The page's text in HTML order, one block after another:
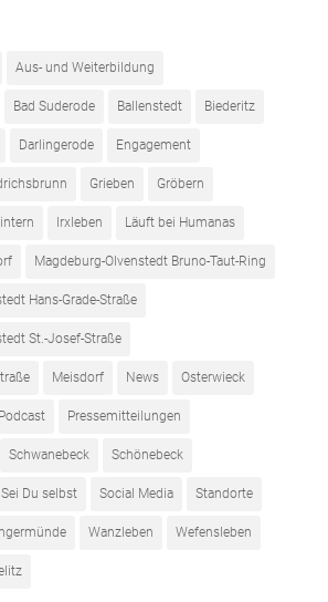
Aus- und Weiterbildung
Bad Suderode Ballenstedt Biederitz
Darlingerode Engagement
Grieben Gröbern
intern Irxleben Läuft bei Humanas
Magdeburg-Olvenstedt Bruno-Taut-Ring
Hans-Grade-Straße
St.-Josef-Straße
Meisdorf News Osterwieck
Podcast Pressemitteilungen
Schwanebeck Schönebeck
Sei Du selbst Social Media Standorte
Wanzleben Wefensleben